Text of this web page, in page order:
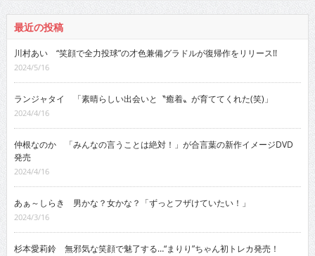
最近の投稿
川村あい “笑顔で全力投球”の才色兼備グラドルが復帰作をリリース!!
2024/5/16
ランジャタイ 「素晴らしい出会いと〝癒着〟が育ててくれた(笑)」
2024/4/16
仲根なのか 「みんなの言うことは絶対！」が合言葉の新作イメージDVD
発売
2024/4/16
あぁ～しらき 男かな？女かな？「ずっとフザけていたい！」
2024/3/16
杉本愛莉鈴 無邪気な笑顔で魅了する…“まりり”ちゃん初トレカ発売！